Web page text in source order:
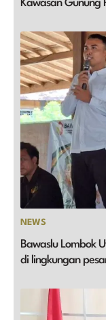
Kawasan Gunung
NEWS
Bawaslu Lombok
di lingkungan